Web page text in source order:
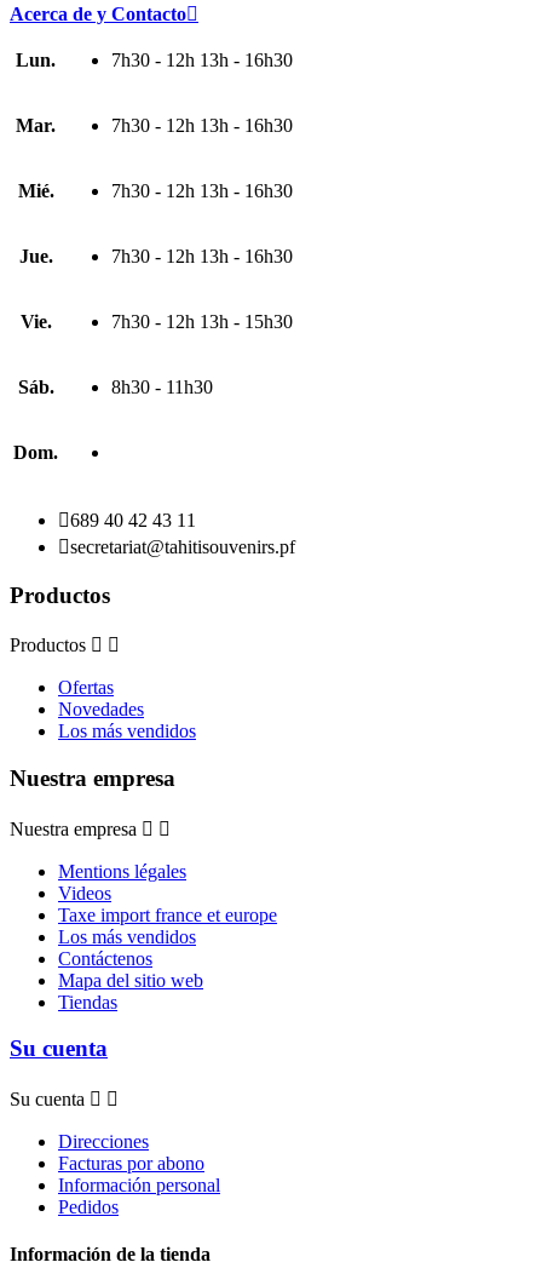
Acerca de y Contacto
Lun. 7h30 - 12h 13h - 16h30
Mar. 7h30 - 12h 13h - 16h30
Mié. 7h30 - 12h 13h - 16h30
Jue. 7h30 - 12h 13h - 16h30
Vie. 7h30 - 12h 13h - 15h30
Sáb. 8h30 - 11h30
Dom.
689 40 42 43 11
secretariat@tahitisouvenirs.pf
Productos
Productos  
Ofertas
Novedades
Los más vendidos
Nuestra empresa
Nuestra empresa  
Mentions légales
Videos
Taxe import france et europe
Los más vendidos
Contáctenos
Mapa del sitio web
Tiendas
Su cuenta
Su cuenta  
Direcciones
Facturas por abono
Información personal
Pedidos
Información de la tienda